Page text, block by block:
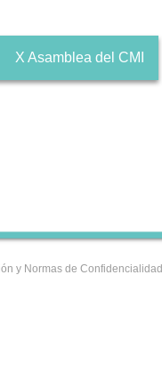
X Asamblea del CMI
y Normas de Confidencialidad